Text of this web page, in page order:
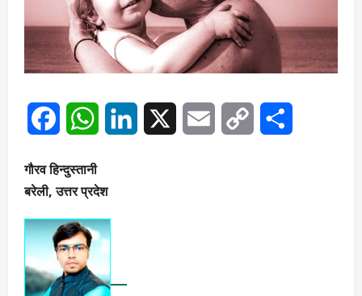
FacebookWhatsAppLinkedIn Email
Copy
गौरव हिन्दुस्तानी
बरेली, उत्तर प्रदेश